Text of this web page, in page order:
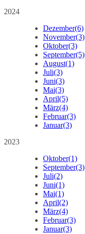
2024
Dezember(6)
November(3)
Oktober(3)
September(5)
August(1)
Juli(3)
Juni(3)
Mai(3)
April(5)
März(4)
Februar(3)
Januar(3)
2023
Oktober(1)
September(3)
Juli(2)
Juni(1)
Mai(1)
April(2)
März(4)
Februar(3)
Januar(3)